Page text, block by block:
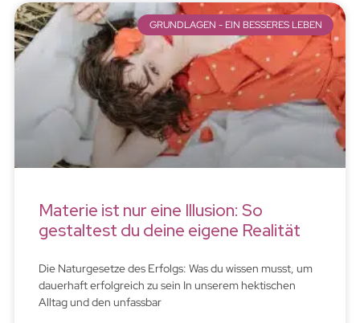
GRUNDLAGEN - EIN BESSERES LEBEN
Materie ist nur eine Illusion: So
gestaltest du deine eigene Realität
Die Naturgesetze des Erfolgs: Was du wissen musst, um
dauerhaft erfolgreich zu sein In unserem hektischen
Alltag und den unfassbar